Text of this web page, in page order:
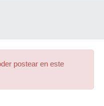
postear en este